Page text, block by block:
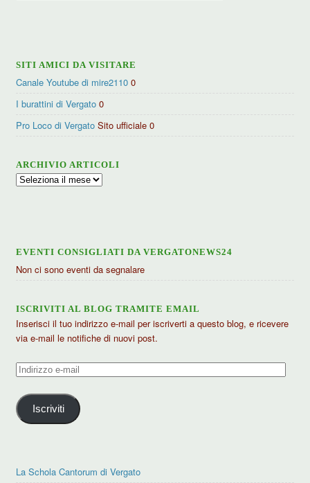
SITI AMICI DA VISITARE
Canale Youtube di mire2110 0
I burattini di Vergato 0
Pro Loco di Vergato Sito ufficiale 0
ARCHIVIO ARTICOLI
Archivio
EVENTI CONSIGLIATI DA VERGATONEWS24
Non ci sono eventi da segnalare
ISCRIVITI AL BLOG TRAMITE EMAIL
Inserisci il tuo indirizzo e-mail per iscriverti a questo blog, e ricevere
via e-mail le notifiche di nuovi post.
Indirizzo
mail
Iscriviti
La Schola Cantorum di Vergato